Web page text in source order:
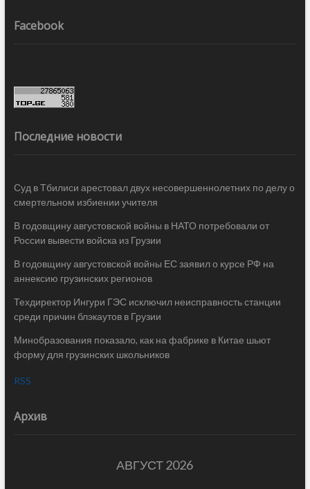
Facebook
Последние новости
Суд в Тбилиси арестовал двух несовершеннолетних по делу о
смертельном избиении учителя
В годовщину августовской войны в НАТО потребовали от
России вывести войска из Грузии
В годовщину августовской войны ЕС заявил о курсе РФ на
аннексию грузинских регионов
Техдиректор Ингури ГЭС исключил неисправность станции
среди причин блэкаутов в Грузии
Минобразования показало, как на фабрике в Китае шьют
форму для грузинских школьников
RSS
Архив
АВГУСТ 2026